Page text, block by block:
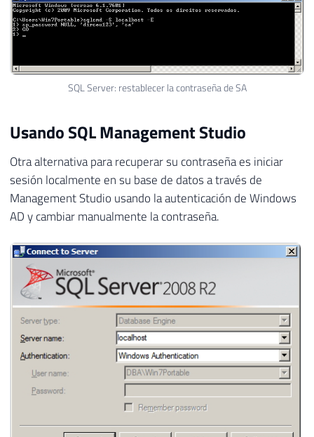
SQL Server: restablecer la contraseña de SA
Usando SQL Management Studio
Otra alternativa para recuperar su contraseña es iniciar
sesión localmente en su base de datos a través de
Management Studio usando la autenticación de Windows
AD y cambiar manualmente la contraseña.